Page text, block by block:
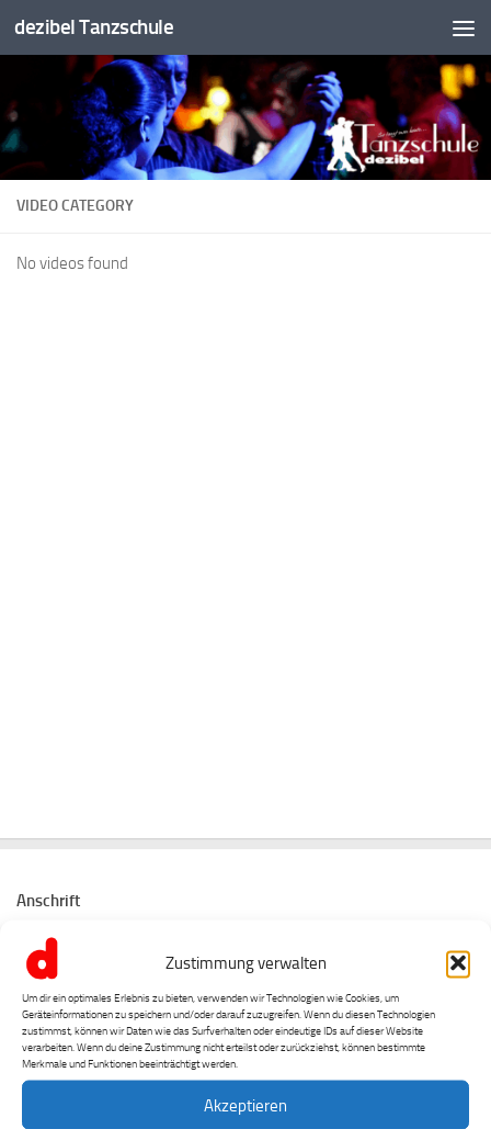
Zustimmung verwalten
Um dir ein optimales Erlebnis zu bieten, verwenden wir Technologien wie Cookies, um
Geräteinformationen zu speichern und/oder darauf zuzugreifen. Wenn du diesen Technologien
zustimmst, können wir Daten wie das Surfverhalten oder eindeutige IDs auf dieser Website
verarbeiten. Wenn du deine Zustimmung nicht erteilst oder zurückziehst, können bestimmte
Merkmale und Funktionen beeinträchtigt werden.
Akzeptieren
Unter dem Inhalt
dezibel Tanzschule
VIDEO CATEGORY
No videos found
Anschrift
Tanz- und Musikschule dezibel
Hauptstraße 43
55743 Idar-Oberstein
06781-6661445
0176-43499773
info@musikschule-dezibel.de
www.musikschule-dezibel.de